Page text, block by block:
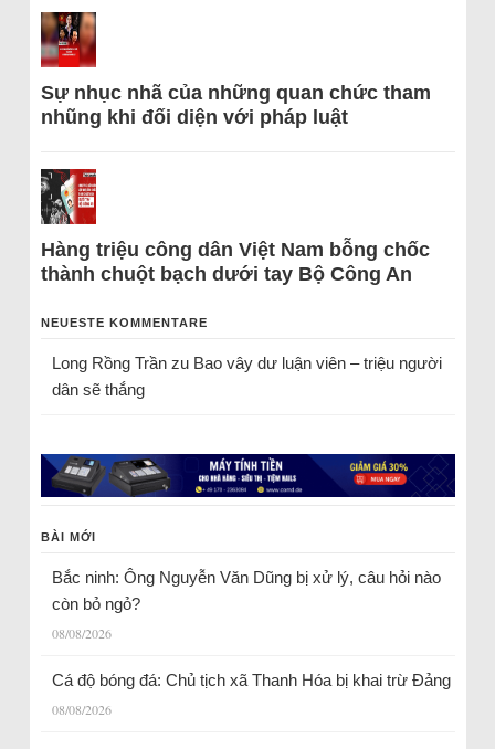
Sự nhục nhã của những quan chức tham
nhũng khi đối diện với pháp luật
Hàng triệu công dân Việt Nam bỗng chốc
thành chuột bạch dưới tay Bộ Công An
NEUESTE KOMMENTARE
Long Rồng Trầnzu Bao vây dư luận viên – triệu người
dân sẽ thắng
BÀI MỚI
Bắc ninh: Ông Nguyễn Văn Dũng bị xử lý, câu hỏi nào
còn bỏ ngỏ?
08/08/2026
Cá độ bóng đá: Chủ tịch xã Thanh Hóa bị khai trừ Đảng
08/08/2026